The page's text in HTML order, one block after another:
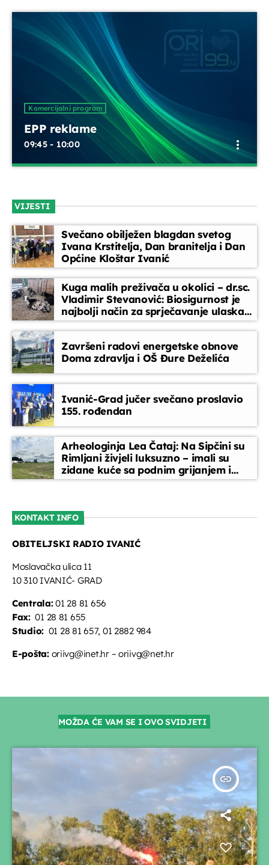
Telefonski oglasi
10:00 - 10:15
Telefonski oglasi
10:00 - 10:15
Djeca i mladi na radiju
10:15 - 10:45
Rezervirano vrijeme
11:00 - 11:45
Komercijalni program
EPP reklame
09:45 - 10:00 more_vert
VIJESTI
Svečano obilježen blagdan svetog
Ivana Krstitelja, Dan branitelja i Dan
Općine Kloštar Ivanić
Kuga malih preživača u okolici – dr.sc.
Vladimir Stevanović: Biosigurnost je
najbolji način za sprječavanje ulaska
bolesti
Završeni radovi energetske obnove
Doma zdravlja i OŠ Đure Deželića
Ivanić-Grad jučer svečano proslavio
155. rođendan
Arheologinja Lea Čataj: Na Sipčini su
Rimljani živjeli luksuzno – imali su
zidane kuće sa podnim grijanjem i
oslikanim zidovima
KONTAKT INFO
OBITELJSKI RADIO IVANIĆ
Moslavačka ulica 11
10 310 IVANIĆ- GRAD
Centrala:01 28 81 656
Fax:01 28 81 655
Studio: 01 28 81 657, 01 2882 984
E-pošta:oriivg@inet.hr – oriivg@net.hr
MOŽDA ĆE VAM SE I OVO SVIDJETI
insert_link